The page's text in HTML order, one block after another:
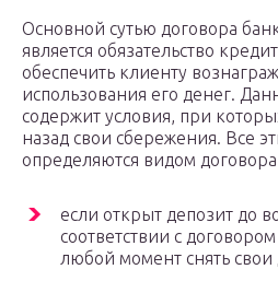
Основной сутью договора
является обязательство
обеспечить клиенту
использования его денег.
содержит условия, при
назад свои сбережения. Все
определяются видом
если открыт депозит до
соответствии с
любой момент снять свои